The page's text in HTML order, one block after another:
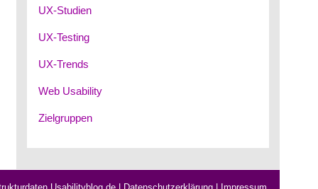
UX-Studien
UX-Testing
UX-Trends
Web Usability
Zielgruppen